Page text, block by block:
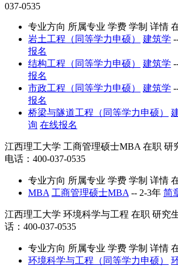
037-0535
专业方向 所属专业 学费 学制 详情
岩土工程（同等学力申硕）
建筑学
报名
结构工程（同等学力申硕）
建筑学
报名
市政工程（同等学力申硕）
建筑学
报名
桥梁与隧道工程（同等学力申硕）
询 在线报名
江西理工大学 工商管理硕士MBA 在职 研
电话：400-037-0535
专业方向 所属专业 学费 学制 详情
MBA 工商管理硕士MBA -- 2-3年 简
江西理工大学 环境科学与工程 在职 研究
话：400-037-0535
专业方向 所属专业 学费 学制 详情
环境科学与工程（同等学力申硕）